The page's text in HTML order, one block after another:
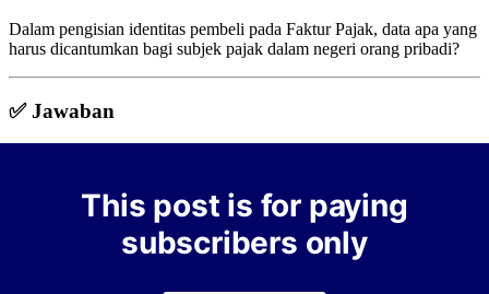
Dalam pengisian identitas pembeli pada Faktur Pajak, data apa yang
harus dicantumkan bagi subjek pajak dalam negeri orang pribadi?
✅ Jawaban
This post is for paying
subscribers only